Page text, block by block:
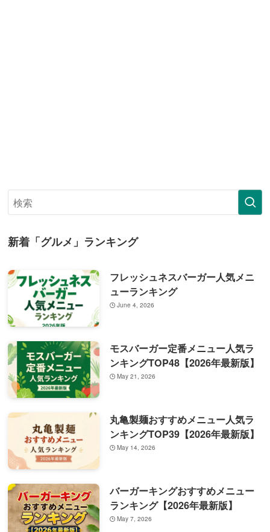
新着「グルメ」ランキング
フレッシュネスバーガー人気メニ
ューランキング
June 4, 2026
モスバーガー定番メニュー人気ラ
ンキングTOP48【2026年最新版】
May 21, 2026
丸亀製麺おすすめメニュー人気ラ
ンキングTOP39【2026年最新版】
May 14, 2026
バーガーキングおすすめメニュー
ランキング【2026年最新版】
May 7, 2026